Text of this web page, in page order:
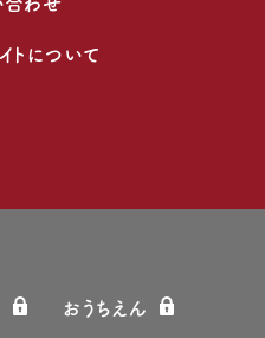
トについて
おうちえん